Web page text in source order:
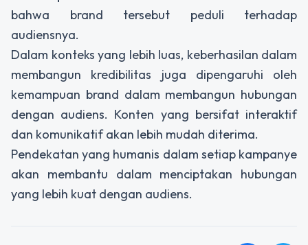
bahwa brand tersebut peduli terhadap
audiensnya.
Dalam konteks yang lebih luas, keberhasilan dalam
membangun kredibilitas juga dipengaruhi oleh
kemampuan brand dalam membangun hubungan
dengan audiens. Konten yang bersifat interaktif
dan komunikatif akan lebih mudah diterima.
Pendekatan yang humanis dalam setiap kampanye
akan membantu dalam menciptakan hubungan
yang lebih kuat dengan audiens.